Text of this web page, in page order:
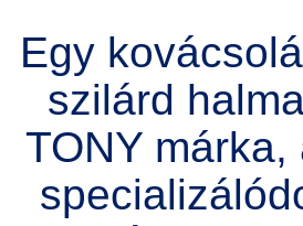
Egy
szilárd
TONY